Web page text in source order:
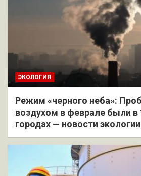
ЭКОЛОГИЯ
Режим «черного неба»:
воздухом в феврале были в
городах — новости